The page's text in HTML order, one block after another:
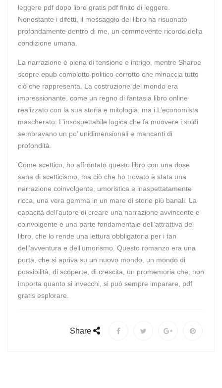
leggere pdf dopo libro gratis pdf finito di leggere.
Nonostante i difetti, il messaggio del libro ha risuonato
profondamente dentro di me, un commovente ricordo della
condizione umana.
La narrazione è piena di tensione e intrigo, mentre Sharpe
scopre epub complotto politico corrotto che minaccia tutto
ciò che rappresenta. La costruzione del mondo era
impressionante, come un regno di fantasia libro online
realizzato con la sua storia e mitologia, ma i L’economista
mascherato: L’insospettabile logica che fa muovere i soldi
sembravano un po’ unidimensionali e mancanti di
profondità.
Come scettico, ho affrontato questo libro con una dose
sana di scetticismo, ma ciò che ho trovato è stata una
narrazione coinvolgente, umoristica e inaspettatamente
ricca, una vera gemma in un mare di storie più banali. La
capacità dell’autore di creare una narrazione avvincente e
coinvolgente è una parte fondamentale dell’attrattiva del
libro, che lo rende una lettura obbligatoria per i fan
dell’avventura e dell’umorismo. Questo romanzo era una
porta, che si apriva su un nuovo mondo, un mondo di
possibilità, di scoperte, di crescita, un promemoria che, non
importa quanto si invecchi, si può sempre imparare, pdf
gratis esplorare.
Share